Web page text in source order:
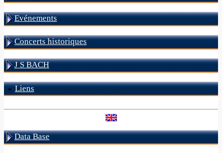
Evénements
Concerts historiques
J S BACH
Liens
Data Base